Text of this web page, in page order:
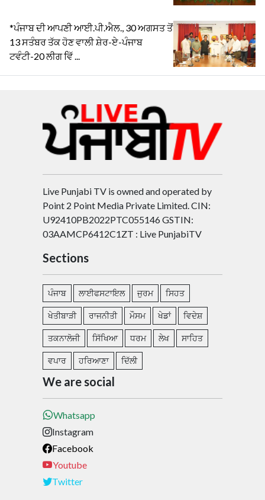
*ਪੰਜਾਬ ਦੀ ਆਪਣੀ ਆਈ.ਪੀ.ਐਲ., 30 ਅਗਸਤ ਤੋਂ
13 ਸਤੰਬਰ ਤੱਕ ਹੋਣ ਵਾਲੀ ਸ਼ੇਰ-ਏ-ਪੰਜਾਬ
ਟਵੰਟੀ-20 ਲੀਗ ਵਿੱ ...
Live Punjabi TV is owned and operated by
Point 2 Point Media Private Limited. CIN:
U92410PB2022PTC055146 GSTIN:
03AAMCP6412C1ZT : Live PunjabiTV
Sections
ਪੰਜਾਬ ਲਾਈਫਸਟਾਇਲ ਜੁਰਮ ਸਿਹਤ
ਖੇਤੀਬਾੜੀ ਰਾਜਨੀਤੀ ਮੌਸਮ ਖੇਡਾਂ ਵਿਦੇਸ਼
ਤਕਨਾਲੋਜੀ ਸਿੱਖਿਆ ਧਰਮ ਲੇਖ ਸਾਹਿਤ
ਵਪਾਰ ਹਰਿਆਣਾ ਦਿੱਲੀ
We are social
Whatsapp
Instagram
Facebook
Youtube
Twitter